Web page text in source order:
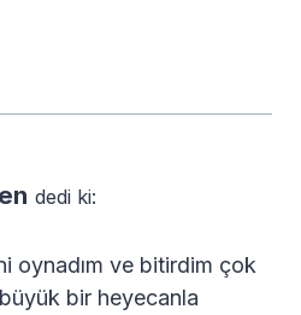
dedi ki:
oynadım ve bitirdim çok
bir heyecanla